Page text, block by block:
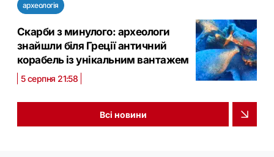
археологія
Скарби з минулого: археологи
знайшли біля Греції античний
корабель із унікальним вантажем
5 серпня 21:58
Всі новини